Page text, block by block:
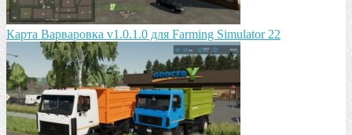
Карта Варваровка v1.0.1.0 для Farming Simulator 22